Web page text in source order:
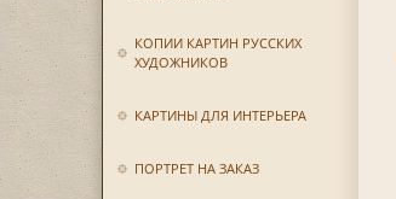
КОПИИ КАРТИН РУССКИХ
ХУДОЖНИКОВ
КАРТИНЫ ДЛЯ ИНТЕРЬЕРА
ПОРТРЕТ НА ЗАКАЗ